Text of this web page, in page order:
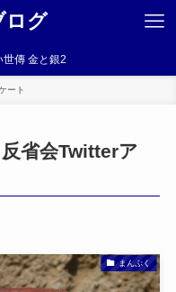
ログ
世傳 金と銀2
ート
省会Twitterア
まんぷく